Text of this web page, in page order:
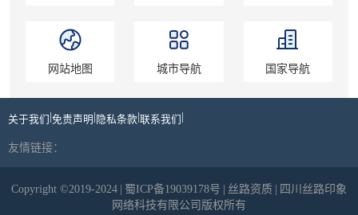
网站地图 城市导航 国家导航
关于我们 免责声明 隐私条款 联系我们
友情链接：
Copyright ©2019-2024 蜀ICP备19039178号 丝路资质
四川丝路印象
网络科技有限公司版权所有